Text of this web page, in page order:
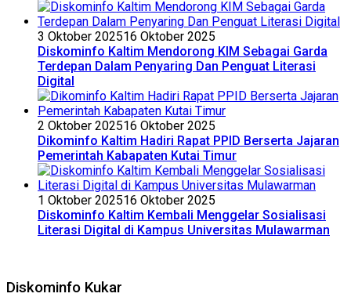
3 Oktober 202516 Oktober 2025
Diskominfo Kaltim Mendorong KIM Sebagai Garda
Terdepan Dalam Penyaring Dan Penguat Literasi
Digital
2 Oktober 202516 Oktober 2025
Dikominfo Kaltim Hadiri Rapat PPID Berserta Jajaran
Pemerintah Kabapaten Kutai Timur
1 Oktober 202516 Oktober 2025
Diskominfo Kaltim Kembali Menggelar Sosialisasi
Literasi Digital di Kampus Universitas Mulawarman
Diskominfo Kukar